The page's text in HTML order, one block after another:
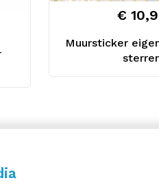
Muursticker
€